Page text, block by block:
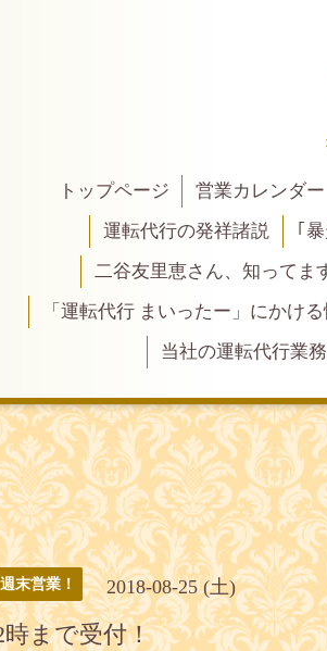
トップページ 営業カレンダー
運転代行の発祥諸説
｢
二谷友里恵さん、知ってま
「運転代行 まいったー」にかける
当社の運転代行業
週末営業！ 2018-08-25 (土)
時まで受付！